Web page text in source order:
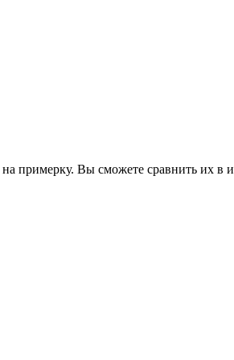
примерку. Вы сможете сравнить их в